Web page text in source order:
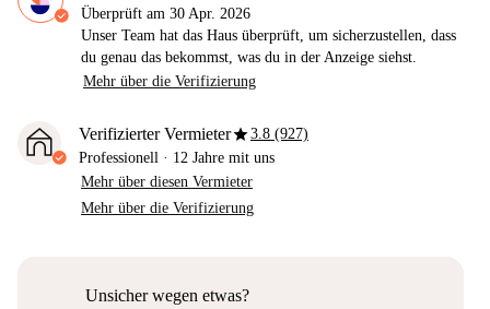
Überprüft am 30 Apr. 2026
Unser Team hat das Haus überprüft, um sicherzustellen, dass
du genau das bekommst, was du in der Anzeige siehst.
Mehr über die Verifizierung
Verifizierter Vermieterstar3.8 (927)
Professionell · 12 Jahre mit uns
Mehr über diesen Vermieter
Mehr über die Verifizierung
Unsicher wegen etwas?